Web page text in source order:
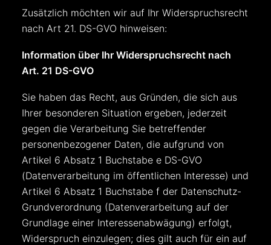
Zusätzlich möchten wir auf Ihr Widerspruchsrecht
nach Art 21. DS-GVO hinweisen:
Information über Ihr Widerspruchsrecht nach
Art. 21 DS-GVO
Sie haben das Recht, aus Gründen, die sich aus
Ihrer besonderen Situation ergeben, jederzeit
gegen die Verarbeitung Sie betreffender
personenbezogener Daten, die aufgrund von
Artikel 6 Absatz 1 Buchstabe e DS-GVO
(Datenverarbeitung im öffentlichen Interesse) und
Artikel 6 Absatz 1 Buchstabe f der Datenschutz-
Grundverordnung (Datenverarbeitung auf der
Grundlage einer Interessenabwägung) erfolgt,
Widerspruch einzulegen; dies gilt auch für ein auf